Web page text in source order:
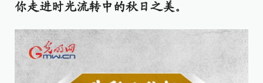
你走进时光流转中的秋日之美。